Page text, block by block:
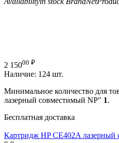
2 15000 ₽
Наличие: 124 шт.
Минимальное количество для
лазерный совместимый NP" 1.
Бесплатная доставка
Картридж HP CE402A лазерный